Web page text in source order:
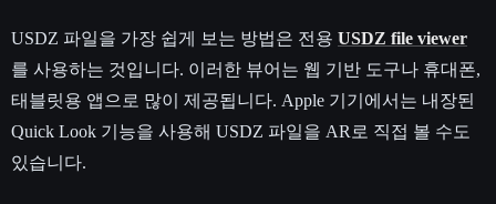
USDZ 파일을 가장 쉽게 보는 방법은 전용 USDZ file viewer
를 사용하는 것입니다. 이러한 뷰어는 웹 기반 도구나 휴대폰,
태블릿용 앱으로 많이 제공됩니다. Apple 기기에서는 내장된
Quick Look 기능을 사용해 USDZ 파일을 AR로 직접 볼 수도
있습니다.